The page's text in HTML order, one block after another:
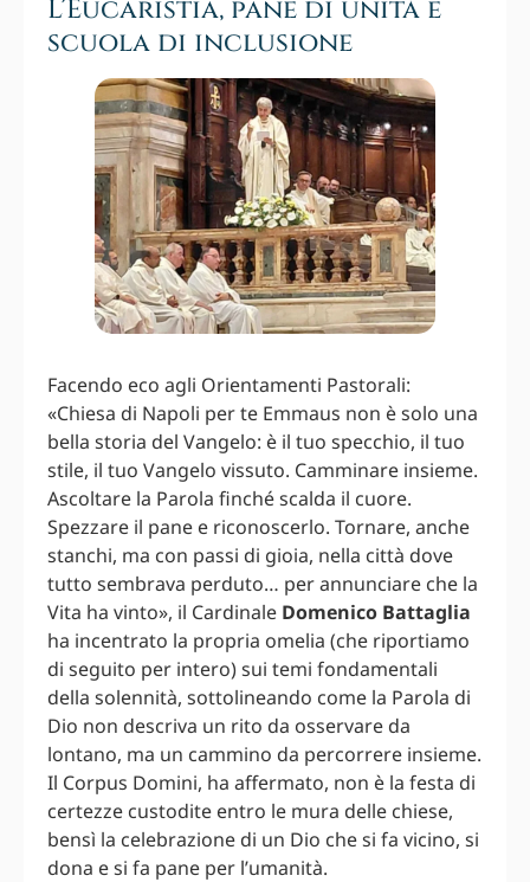
L’Eucaristia, pane di unità e
scuola di inclusione
Facendo eco agli Orientamenti Pastorali:
«Chiesa di Napoli per te Emmaus non è solo una
bella storia del Vangelo: è il tuo specchio, il tuo
stile, il tuo Vangelo vissuto. Camminare insieme.
Ascoltare la Parola finché scalda il cuore.
Spezzare il pane e riconоscerlo. Tornare, anche
stanchi, ma con passi di gioia, nella città dove
tutto sembrava perduto… per annunciare che la
Vita ha vinto», il Cardinale Domenico Battaglia
ha incentrato la propria omelia (che riportiamo
di seguito per intero) sui temi fondamentali
della solennità, sottolineando come la Parola di
Dio non descriva un rito da osservare da
lontano, ma un cammino da percorrere insieme.
Il Corpus Domini, ha affermato, non è la festa di
certezze custodite entro le mura delle chiese,
bensì la celebrazione di un Dio che si fa vicino, si
dona e si fa pane per l’umanità.